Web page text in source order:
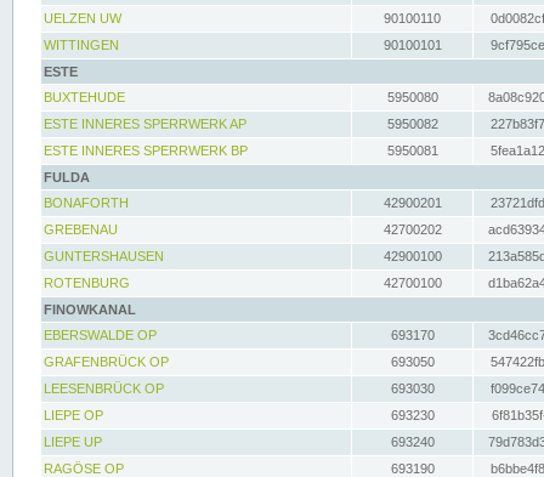
UELZEN UW
90100110
WITTINGEN
90100101
ESTE
BUXTEHUDE
5950080
ESTE INNERES SPERRWERK AP
5950082
ESTE INNERES SPERRWERK BP
5950081
FULDA
BONAFORTH
42900201
GREBENAU
42700202
GUNTERSHAUSEN
42900100
ROTENBURG
42700100
FINOWKANAL
EBERSWALDE OP
693170
GRAFENBRÜCK OP
693050
LEESENBRÜCK OP
693030
LIEPE OP
693230
LIEPE UP
693240
RAGÖSE OP
693190